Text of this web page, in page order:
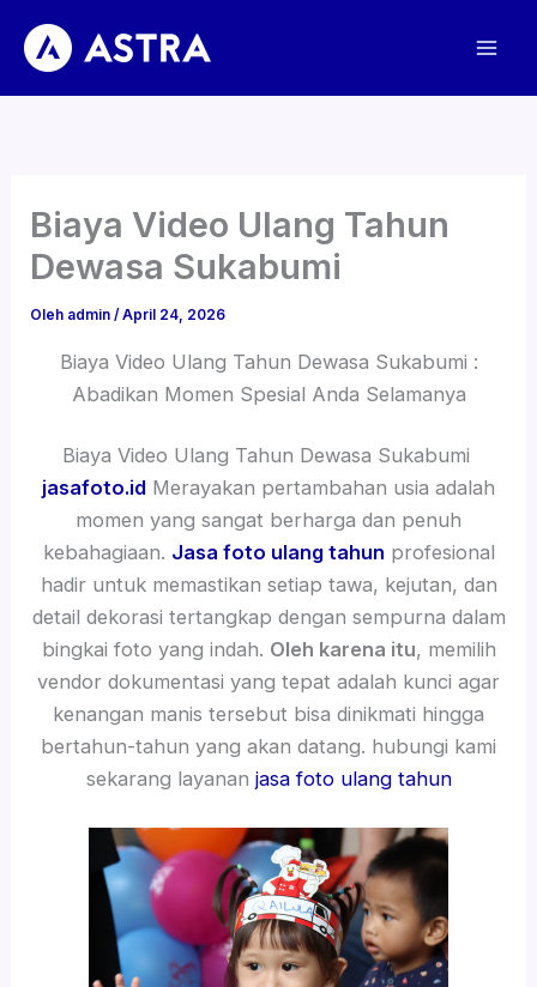
konten
Biaya Video Ulang Tahun
Dewasa Sukabumi
Oleh admin/April 24, 2026
Biaya Video Ulang Tahun Dewasa Sukabumi :
Abadikan Momen Spesial Anda Selamanya
Biaya Video Ulang Tahun Dewasa Sukabumi
jasafoto.id Merayakan pertambahan usia adalah
momen yang sangat berharga dan penuh
kebahagiaan. Jasa foto ulang tahun profesional
hadir untuk memastikan setiap tawa, kejutan, dan
detail dekorasi tertangkap dengan sempurna dalam
bingkai foto yang indah. Oleh karena itu, memilih
vendor dokumentasi yang tepat adalah kunci agar
kenangan manis tersebut bisa dinikmati hingga
bertahun-tahun yang akan datang. hubungi kami
sekarang layanan jasa foto ulang tahun